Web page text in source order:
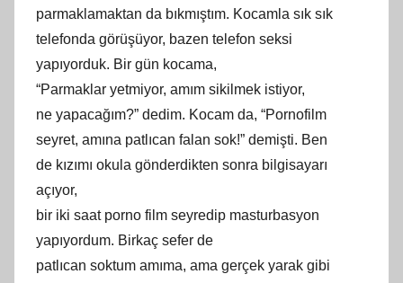
parmaklamaktan da bıkmıştım. Kocamla sık sık
telefonda görüşüyor, bazen telefon seksi
yapıyorduk. Bir gün kocama,
“Parmaklar yetmiyor, amım sikilmek istiyor,
ne yapacağım?” dedim. Kocam da, “Pornofilm
seyret, amına patlıcan falan sok!” demişti. Ben
de kızımı okula gönderdikten sonra bilgisayarı
açıyor,
bir iki saat porno film seyredip masturbasyon
yapıyordum. Birkaç sefer de
patlıcan soktum amıma, ama gerçek yarak gibi